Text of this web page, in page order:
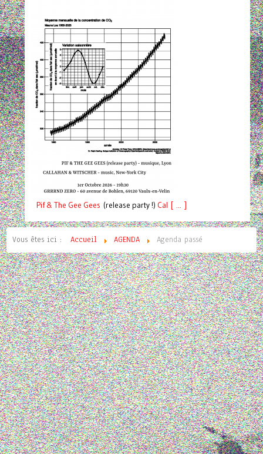
Pif& The Gee Gees (release party !) Cal [ ... ]
Vous êtes ici : Accueil AGENDA Agenda passé